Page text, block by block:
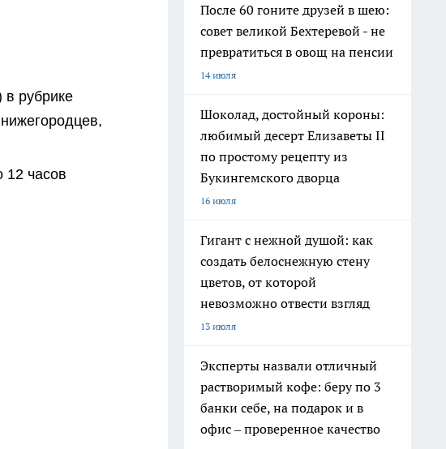
в рубрике
12 часов
После 60 гоните друзей в шею:
совет великой Бехтеревой - не
превратиться в овощ на пенсии
14 июля
Шоколад, достойный короны:
любимый десерт Елизаветы II
по простому рецепту из
Букингемского дворца
16 июля
Гигант с нежной душой: как
создать белоснежную стену
цветов, от которой
невозможно отвести взгляд
13 июля
Эксперты назвали отличный
растворимый кофе: беру по 3
банки себе, на подарок и в
офис – проверенное качество